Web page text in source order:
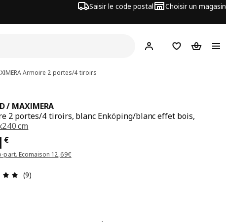
Saisir le code postal Choisir un magasin
Mon compteFavorisPanier
Armoire 2 portes/4 tiroirs
/ MAXIMERA
2 portes/4 tiroirs, blanc Enköping/blanc effet bois,
cm
€
481€
part. Ecomaison 12,69€
Avis: 4.9 sur 5 étoiles Nombre total d'avis: 9
(9)